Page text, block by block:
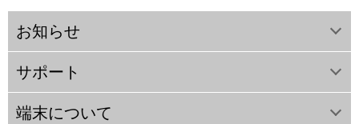
お知らせ
サポート
端末について